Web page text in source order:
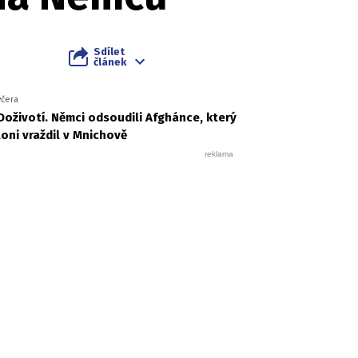
Sdílet
článek
Němci odsoudili Afghánce, který
vraždil v Mnichově